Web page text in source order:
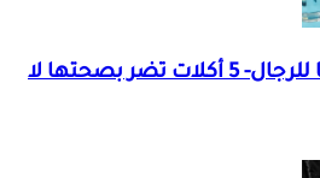
أطعمة البروستاتا للرجال- 5 أكلات تضر بصحتها لا